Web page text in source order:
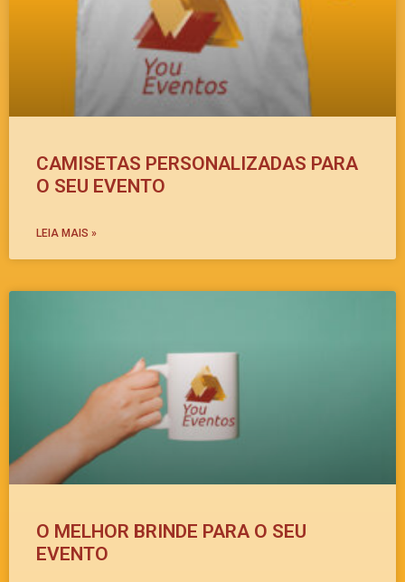
CAMISETAS PERSONALIZADAS PARA
O SEU EVENTO
LEIA MAIS »
O MELHOR BRINDE PARA O SEU
EVENTO